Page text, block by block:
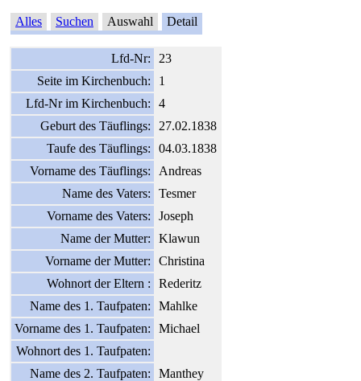
Alles Suchen Auswahl Detail
Lfd-Nr:
23
Seite im Kirchenbuch:
1
Lfd-Nr im Kirchenbuch:
4
Geburt des Täuflings:
27.02.1838
Taufe des Täuflings:
04.03.1838
Vorname des Täuflings:
Andreas
Name des Vaters:
Tesmer
Vorname des Vaters:
Joseph
Name der Mutter:
Klawun
Vorname der Mutter:
Christina
Wohnort der Eltern :
Rederitz
Name des 1. Taufpaten:
Mahlke
Vorname des 1. Taufpaten:
Michael
Wohnort des 1. Taufpaten:
Name des 2. Taufpaten:
Manthey